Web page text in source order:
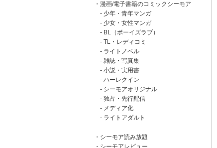
漫画/電子書籍のコミックシーモア
少年・青年マンガ
少女・女性マンガ
BL（ボーイズラブ）
TL・レディコミ
ライトノベル
雑誌・写真集
小説・実用書
ハーレクイン
シーモアオリジナル
独占・先行配信
メディア化
ライトアダルト
シーモア読み放題
シーモアレビュー